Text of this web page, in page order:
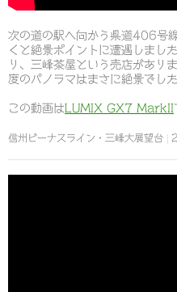
次の道の駅へ向かう県道406号
くと絶景ポイントに遭遇しまし
り、三峰茶屋という売店があり
度のパノラマはまさに絶景でした
この動画は LUMIX GX7 MarkII
信州ビーナスライン・三峰大展望台